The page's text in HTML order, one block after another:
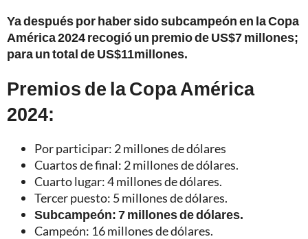
Ya después por haber sido subcampeón en la Copa
América 2024 recogió un premio de US$7 millones;
para un total de US$11millones.
Premios de la Copa América
2024:
Por participar: 2 millones de dólares
Cuartos de final: 2 millones de dólares.
Cuarto lugar: 4 millones de dólares.
Tercer puesto: 5 millones de dólares.
Subcampeón: 7 millones de dólares.
Campeón: 16 millones de dólares.